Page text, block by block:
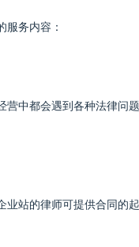
服务内容：
中都会遇到各种法律问
站的律师可提供合同的